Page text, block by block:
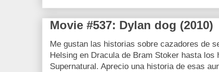
Movie #537: Dylan dog (2010)
Me gustan las historias sobre cazadores de
Helsing en Dracula de Bram Stoker hasta los
Supernatural. Aprecio una historia de esas